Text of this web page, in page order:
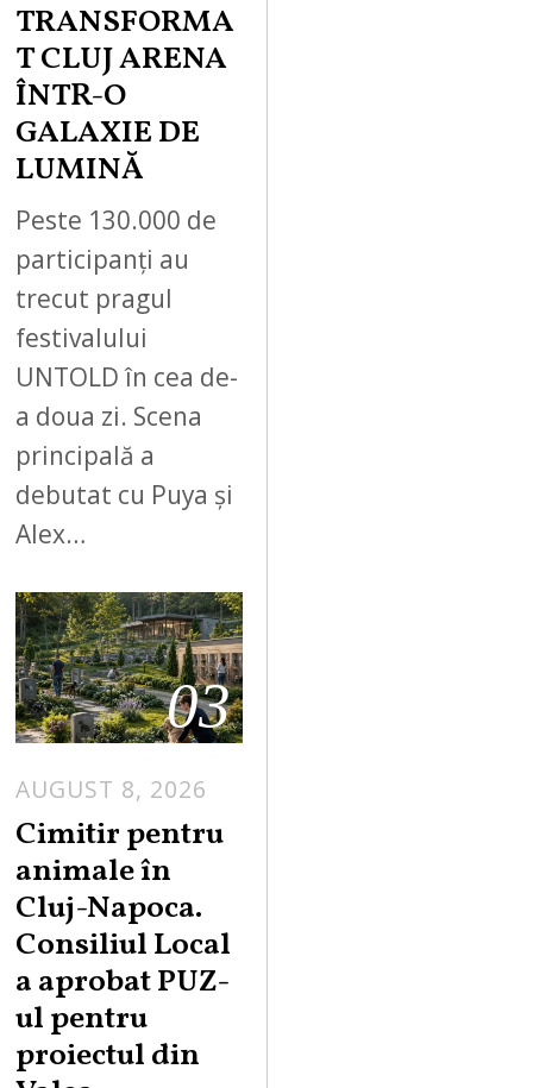
TRANSFORMA
T CLUJ ARENA
ÎNTR-O
GALAXIE DE
LUMINĂ
Peste 130.000 de
participanți au
trecut pragul
festivalului
UNTOLD în cea de-
a doua zi. Scena
principală a
debutat cu Puya și
Alex…
03
AUGUST 8, 2026
Cimitir pentru
animale în
Cluj-Napoca.
Consiliul Local
a aprobat PUZ-
ul pentru
proiectul din